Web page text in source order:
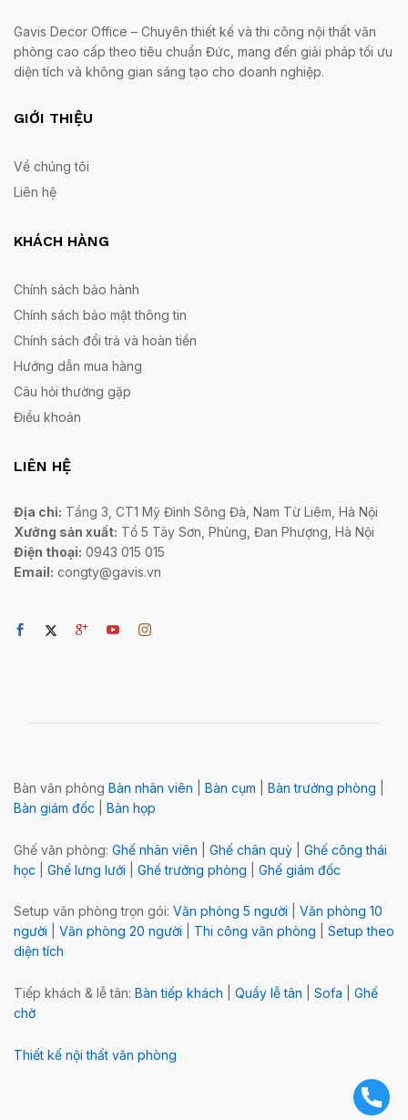
Gavis Decor Office – Chuyên thiết kế và thi công nội thất văn
phòng cao cấp theo tiêu chuẩn Đức, mang đến giải pháp tối ưu
diện tích và không gian sáng tạo cho doanh nghiệp.
GIỚI THIỆU
Về chúng tôi
Liên hệ
KHÁCH HÀNG
Chính sách bảo hành
Chính sách bảo mật thông tin
Chính sách đổi trả và hoàn tiền
Hướng dẫn mua hàng
Câu hỏi thường gặp
Điều khoản
LIÊN HỆ
Địa chỉ: Tầng 3, CT1 Mỹ Đình Sông Đà, Nam Từ Liêm, Hà Nội
Xưởng sản xuất: Tổ 5 Tây Sơn, Phùng, Đan Phượng, Hà Nội
Điện thoại: 0943 015 015
Email: congty@gavis.vn
Bàn văn phòng Bàn nhân viên Bàn cụm Bàn trưởng phòng
Bàn giám đốc
Bàn họp
Ghế văn phòng: Ghế nhân viên Ghế chân quỳ
Ghế công thái
học
Ghế lưng lưới Ghế trưởng phòng Ghế giám đốc
Setup văn phòng trọn gói: Văn phòng 5 người
Văn phòng 10
người
Văn phòng 20 người Thi công văn phòng
Setup theo
diện tích
Tiếp khách & lễ tân: Bàn tiếp khách Quầy lễ tân Sofa
Ghế
chờ
Thiết kế nội thất văn phòng